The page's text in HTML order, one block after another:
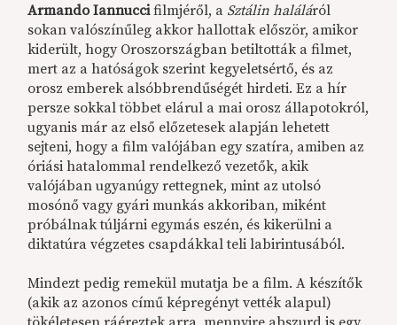
Armando Iannuccifilmjéről, a Sztálin haláláról
sokan valószínűleg akkor hallottak először, amikor
kiderült, hogy Oroszországban betiltották a filmet,
mert az a hatóságok szerint kegyeletsértő, és az
orosz emberek alsóbbrendűségét hirdeti. Ez a hír
persze sokkal többet elárul a mai orosz állapotokról,
ugyanis már az első előzetesek alapján lehetett
sejteni, hogy a film valójában egy szatíra, amiben az
óriási hatalommal rendelkező vezetők, akik
valójában ugyanúgy rettegnek, mint az utolsó
mosónő vagy gyári munkás akkoriban, miként
próbálnak túljárni egymás eszén, és kikerülni a
diktatúra végzetes csapdákkal teli labirintusából.
Mindezt pedig remekül mutatja be a film. A készítők
(akik az azonos című képregényt vették alapul)